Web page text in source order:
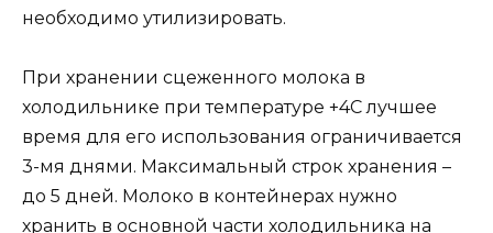
необходимо утилизировать.
При хранении сцеженного молока в
холодильнике при температуре +4C лучшее
время для его использования ограничивается
3-мя днями. Максимальный строк хранения –
до 5 дней. Молоко в контейнерах нужно
хранить в основной части холодильника на